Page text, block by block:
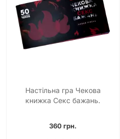
Настільна гра Чекова
книжка Секс бажань.
360 грн.